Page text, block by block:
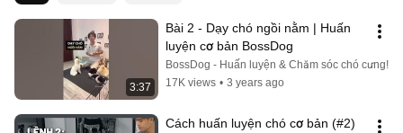
3:37
Bài 2 - Dạy chó ngồi nằm | Huấn
luyện cơ bản BossDog
BossDog - Huấn luyện & Chăm sóc chó cưng!
17K views • 3 years ago
Cách huấn luyện chó cơ bản (#2)